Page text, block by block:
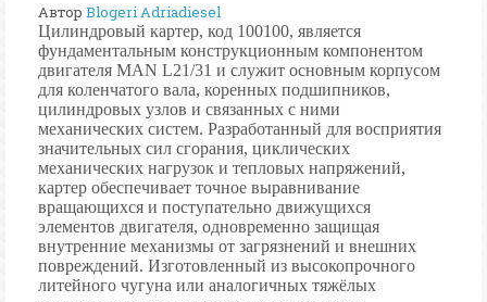
Автор Blogeri Adriadiesel
Цилиндровый картер, код 100100, является
фундаментальным конструкционным компонентом
двигателя MAN L21/31 и служит основным корпусом
для коленчатого вала, коренных подшипников,
цилиндровых узлов и связанных с ними
механических систем. Разработанный для восприятия
значительных сил сгорания, циклических
механических нагрузок и тепловых напряжений,
картер обеспечивает точное выравнивание
вращающихся и поступательно движущихся
элементов двигателя, одновременно защищая
внутренние механизмы от загрязнений и внешних
повреждений. Изготовленный из высокопрочного
литейного чугуна или аналогичных тяжёлых